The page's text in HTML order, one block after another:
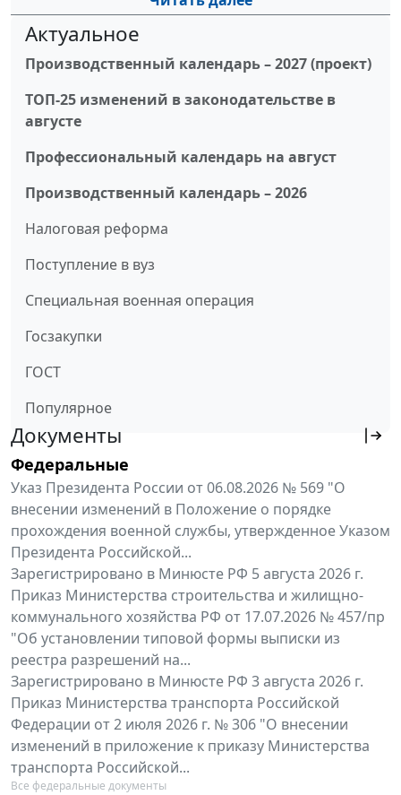
Актуальное
Производственный календарь – 2027 (проект)
ТОП-25 изменений в законодательстве в
августе
Профессиональный календарь на август
Производственный календарь – 2026
Налоговая реформа
Поступление в вуз
Специальная военная операция
Госзакупки
ГОСТ
Популярное
Документы
Федеральные
Указ Президента России от 06.08.2026 № 569 "О
внесении изменений в Положение о порядке
прохождения военной службы, утвержденное Указом
Президента Российской...
Зарегистрировано в Минюсте РФ 5 августа 2026 г.
Приказ Министерства строительства и жилищно-
коммунального хозяйства РФ от 17.07.2026 № 457/пр
"Об установлении типовой формы выписки из
реестра разрешений на...
Зарегистрировано в Минюсте РФ 3 августа 2026 г.
Приказ Министерства транспорта Российской
Федерации от 2 июля 2026 г. № 306 "О внесении
изменений в приложение к приказу Министерства
транспорта Российской...
Все федеральные документы